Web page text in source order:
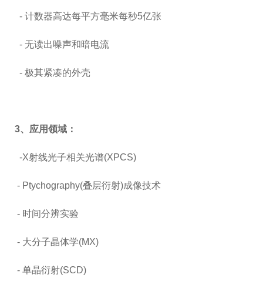
- 计数器高达每平方毫米每秒5亿张
- 无读出噪声和暗电流
- 极其紧凑的外壳
3、应用领域：
-X射线光子相关光谱(XPCS)
- Ptychography(叠层衍射)成像技术
- 时间分辨实验
- 大分子晶体学(MX)
- 单晶衍射(SCD)